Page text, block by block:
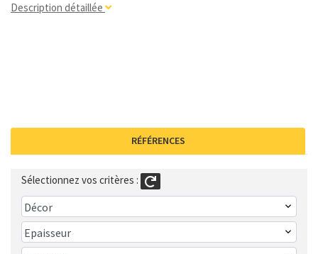
Description détaillée
RÉFÉRENCES
Sélectionnez vos critères :